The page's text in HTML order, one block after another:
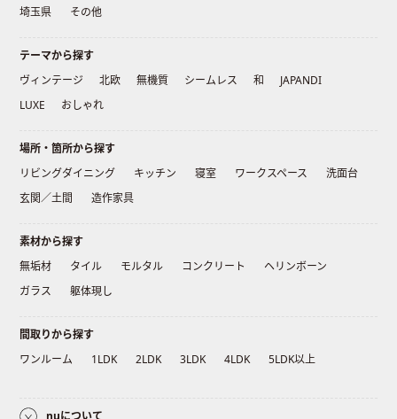
埼玉県
その他
テーマから探す
ヴィンテージ
北欧 無機質 シームレス 和
JAPANDI
LUXE
おしゃれ
場所・箇所から探す
リビングダイニング
キッチン 寝室 ワークスペース
洗面台
玄関／土間
造作家具
素材から探す
無垢材
タイル モルタル コンクリート
ヘリンボーン
ガラス
躯体現し
間取りから探す
ワンルーム
1LDK 2LDK 3LDK 4LDK 5LDK以上
nuについて